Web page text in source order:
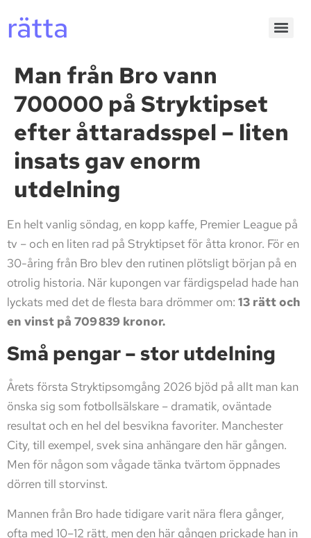
rätta
Man från Bro vann
700000 på Stryktipset
efter åttaradsspel – liten
insats gav enorm
utdelning
En helt vanlig söndag, en kopp kaffe, Premier League på
tv – och en liten rad på Stryktipset för åtta kronor. För en
30-åring från Bro blev den rutinen plötsligt början på en
otrolig historia. När kupongen var färdigspelad hade han
lyckats med det de flesta bara drömmer om: 13 rätt och
en vinst på 709 839 kronor.
Små pengar – stor utdelning
Årets första Stryktipsomgång 2026 bjöd på allt man kan
önska sig som fotbollsälskare – dramatik, oväntade
resultat och en hel del besvikna favoriter. Manchester
City, till exempel, svek sina anhängare den här gången.
Men för någon som vågade tänka tvärtom öppnades
dörren till storvinst.
Mannen från Bro hade tidigare varit nära flera gånger,
ofta med 10–12 rätt, men den här gången prickade han in